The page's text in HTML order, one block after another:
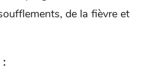
de la fièvre et